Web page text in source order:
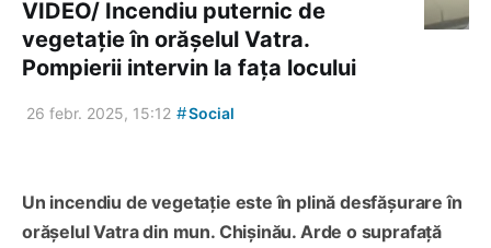
VIDEO/ Incendiu puternic de
vegetație în orășelul Vatra.
Pompierii intervin la fața locului
26 febr. 2025, 15:12 #Social
Un incendiu de vegetație este în plină desfășurare în
orășelul Vatra din mun. Chișinău. Arde o suprafață